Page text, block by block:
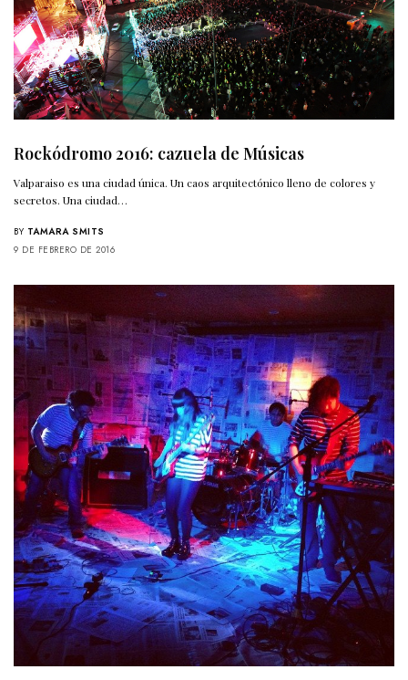
Rockódromo 2016: cazuela de Músicas
Valparaiso es una ciudad única. Un caos arquitectónico lleno de colores y
secretos. Una ciudad…
BY TAMARA SMITS
9 DE FEBRERO DE 2016